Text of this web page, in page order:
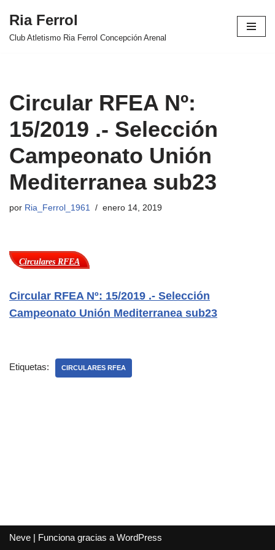
Saltar
Ria Ferrol
Club Atletismo Ria Ferrol Concepción Arenal
Circular RFEA Nº:
15/2019 .- Selección
Campeonato Unión
Mediterranea sub23
por Ria_Ferrol_1961 enero 14, 2019
Circulares RFEA
Circular RFEA Nº: 15/2019 .- Selección
Campeonato Unión Mediterranea sub23
Etiquetas: CIRCULARES RFEA
Neve | Funciona gracias a WordPress